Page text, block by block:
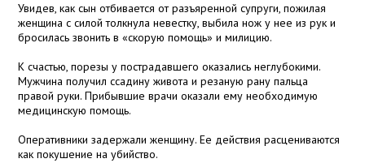
Увидев, как сын отбивается от разъяренной супруги, пожилая
женщина с силой толкнула невестку, выбила нож у нее из рук и
бросилась звонить в «скорую помощь» и милицию.
К счастью, порезы у пострадавшего оказались неглубокими.
Мужчина получил ссадину живота и резаную рану пальца
правой руки. Прибывшие врачи оказали ему необходимую
медицинскую помощь.
Оперативники задержали женщину. Ее действия расцениваются
как покушение на убийство.